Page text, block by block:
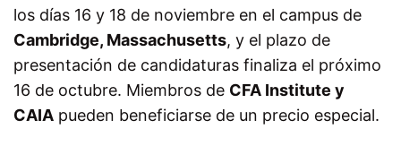
los días 16 y 18 de noviembre en el campus de
Cambridge, Massachusetts, y el plazo de
presentación de candidaturas finaliza el próximo
16 de octubre. Miembros de CFA Institute y
CAIA pueden beneficiarse de un precio especial.